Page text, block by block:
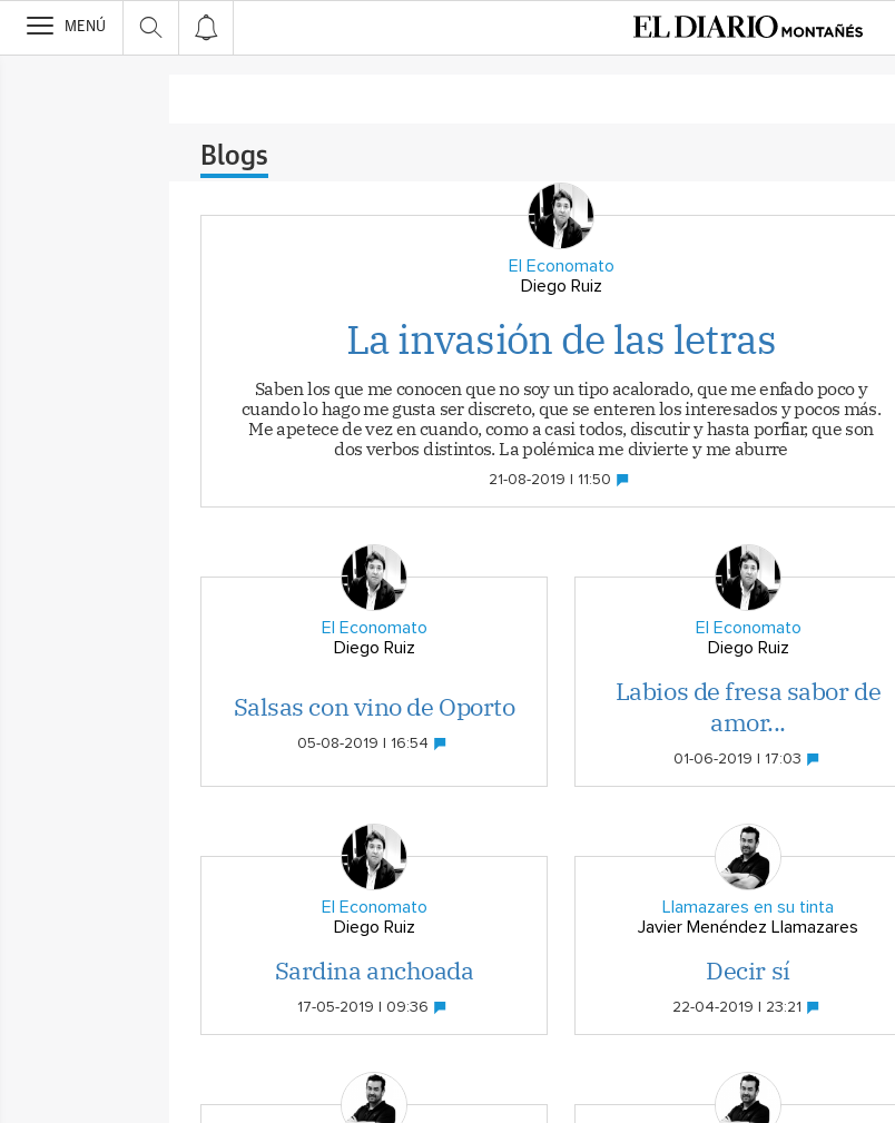
>
MENÚ
Blogs
El Economato
Diego Ruiz
La invasión de las letras
Saben los que me conocen que no soy un tipo acalorado, que me enfado poco y
cuando lo hago me gusta ser discreto, que se enteren los interesados y pocos más.
Me apetece de vez en cuando, como a casi todos, discutir y hasta porfiar, que son
dos verbos distintos. La polémica me divierte y me aburre
21-08-2019 | 11:50
El Economato
Diego Ruiz
Salsas con vino de Oporto
05-08-2019 | 16:54
El Economato
Diego Ruiz
Labios de fresa sabor de
amor...
01-06-2019 | 17:03
El Economato
Diego Ruiz
Sardina anchoada
17-05-2019 | 09:36
Llamazares en su tinta
Javier Menéndez Llamazares
Decir sí
22-04-2019 | 23:21